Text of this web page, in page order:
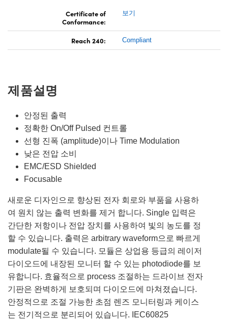
Certificate of
Conformance:
보기
Reach 240: Compliant
제품설명
안정된 출력
정확한 On/Off Pulsed 컨트롤
선형 진폭 (amplitude)이나 Time Modulation
낮은 전압 소비
EMC/ESD Shielded
Focusable
새로운 디자인으로 향상된 전자 회로와 부품을 사용하
여 원치 않는 출력 변화를 제거 합니다. Single 입력은
간단한 저항이나 전압 장치를 사용하여 빛의 농도를 정
할 수 있습니다. 출력은 arbitrary waveform으로 빠르게
modulate될 수 있습니다. 모듈은 상업용 등급의 레이저
다이오드에 내장된 모니터 할 수 있는 photodiode를 보
유합니다. 효율적으로 process 조절하는 드라이브 전자
기판은 완벽하게 보호되며 다이오드에 마쳐졌습니다.
안정적으로 조절 가능한 초점 렌즈 모니터링과 케이스
는 전기적으로 분리되어 있습니다. IEC60825